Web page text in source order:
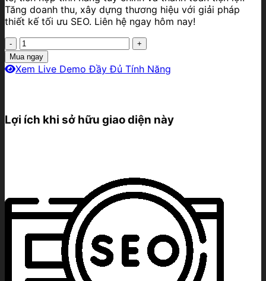
1.900.000₫.
Tăng doanh thu, xây dựng thương hiệu với giải pháp
thiết kế tối ưu SEO. Liên hệ ngay hôm nay!
Web
Thiệp
Cưới
Cùng
Win
Mua ngay
Xem Live Demo Đầy Đủ Tính Năng
Lợi ích khi sở hữu giao diện này